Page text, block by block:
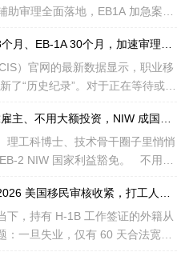
审理全面落地，EB1A 加急案件
）官网的最新数据显示，职业移
了“历史纪录”。对于正在等待或计
理工科博士、技术骨干圈子里悄悄
国家利益豁免。 不用提
下，持有 H-1B 工作签证的外籍从
一旦失业，仅有 60 天合法宽限